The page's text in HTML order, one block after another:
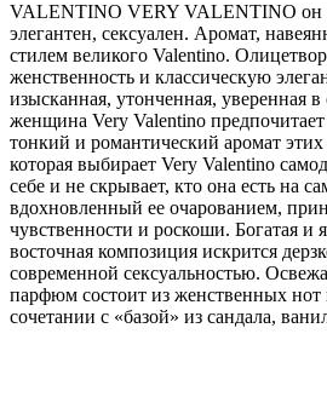
VALENTINO VERY VALENTINO он
элегантен, сексуален. Аромат,
стилем великого Valentino.
женственность и классическую
изысканная, утонченная, уверенная в
женщина Very Valentino
тонкий и романтический аромат
которая выбирает Very Valentino
себе и не скрывает, кто она есть на
вдохновленный ее очарованием,
чувственности и роскоши. Богатая и
восточная композиция искрится
современной сексуальностью.
парфюм состоит из женственных нот
сочетании с «базой» из сандала,